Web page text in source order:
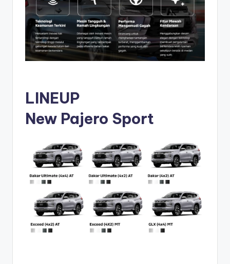
LINEUP
New Pajero Sport